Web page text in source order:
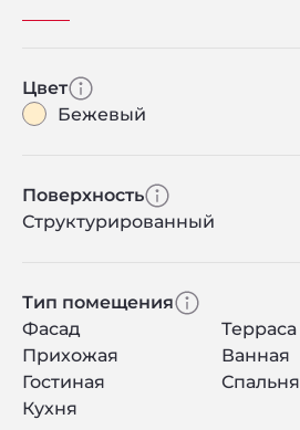
Цвет
Бежевый
Поверхность
Структурированный
Тип помещения
Фасад
Терраса
Прихожая
Ванная
Гостиная
Спальня
Кухня